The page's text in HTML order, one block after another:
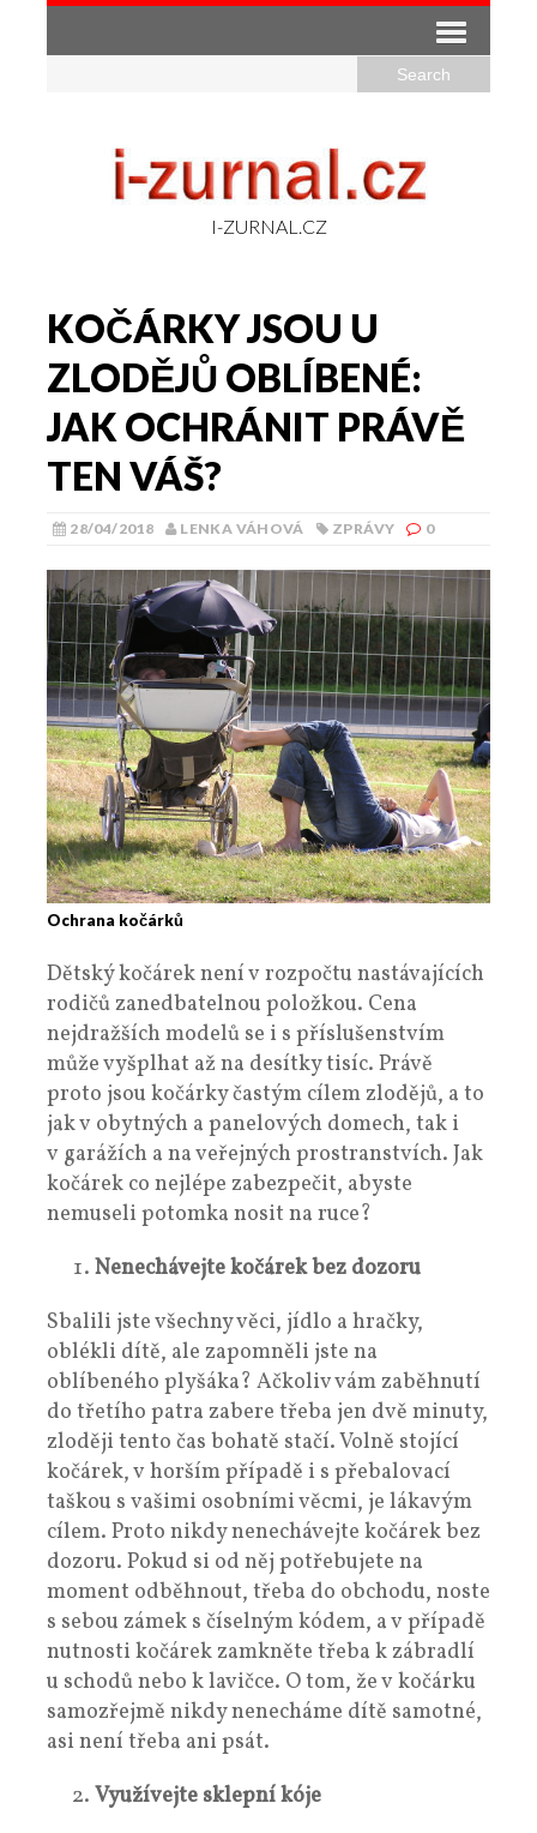
I-ZURNAL.CZ
KOČÁRKY JSOU U
ZLODĚJŮ OBLÍBENÉ:
JAK OCHRÁNIT PRÁVĚ
TEN VÁŠ?
28/04/2018 LENKA VÁHOVÁ ZPRÁVY 0
Ochrana kočárků
Dětský kočárek není v rozpočtu nastávajících
rodičů zanedbatelnou položkou. Cena
nejdražších modelů se i s příslušenstvím
může vyšplhat až na desítky tisíc. Právě
proto jsou kočárky častým cílem zlodějů, a to
jak v obytných a panelových domech, tak i
v garážích a na veřejných prostranstvích. Jak
kočárek co nejlépe zabezpečit, abyste
nemuseli potomka nosit na ruce?
Nenechávejte kočárek bez dozoru
Sbalili jste všechny věci, jídlo a hračky,
oblékli dítě, ale zapomněli jste na
oblíbeného plyšáka? Ačkoliv vám zaběhnutí
do třetího patra zabere třeba jen dvě minuty,
zloději tento čas bohatě stačí. Volně stojící
kočárek, v horším případě i s přebalovací
taškou s vašimi osobními věcmi, je lákavým
cílem. Proto nikdy nenechávejte kočárek bez
dozoru. Pokud si od něj potřebujete na
moment odběhnout, třeba do obchodu, noste
s sebou zámek s číselným kódem, a v případě
nutnosti kočárek zamkněte třeba k zábradlí
u schodů nebo k lavičce. O tom, že v kočárku
samozřejmě nikdy nenecháme dítě samotné,
asi není třeba ani psát.
Využívejte sklepní kóje